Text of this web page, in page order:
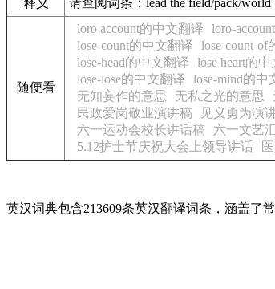
释义
请查阅词条：lead the field/pack/world
随便看
loro account的中文翻译 loro-
lose-count的中文翻译
lose-count-of
lose-head的中文翻译
lose heart的
lose-lose的中文翻译
lose-mind的中
无知妄作的意思
无私之光的意思
民政爱岗敬业演讲稿
见义勇为演
六一运动会校长讲话稿
六一文艺
5.12护士节庆祝大会上领导讲话
英汉词典包含213609条英汉翻译词条，涵盖了